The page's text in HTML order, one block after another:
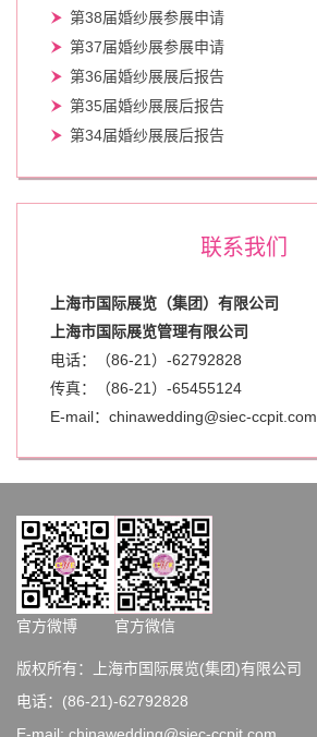
第38届婚纱展参展申请
第37届婚纱展参展申请
第36届婚纱展展后报告
第35届婚纱展展后报告
第34届婚纱展展后报告
联系我们
上海市国际展览（集团）有限公司
上海市国际展览管理有限公司
电话：（86-21）-62792828
传真：（86-21）-65455124
E-mail：chinawedding@siec-ccpit.com
官方微博 官方微信
版权所有：上海市国际展览(集团)有限公司
电话：(86-21)-62792828
E-mail: chinawedding@siec-ccpit.com